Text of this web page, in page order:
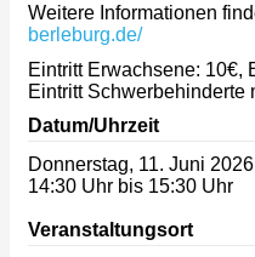
Weitere Informationen
berleburg.de/
Eintritt Erwachsene: 10€,
Eintritt Schwerbehinderte
Datum/Uhrzeit
Donnerstag, 11. Juni 2026
14:30 Uhr bis 15:30 Uhr
Veranstaltungsort